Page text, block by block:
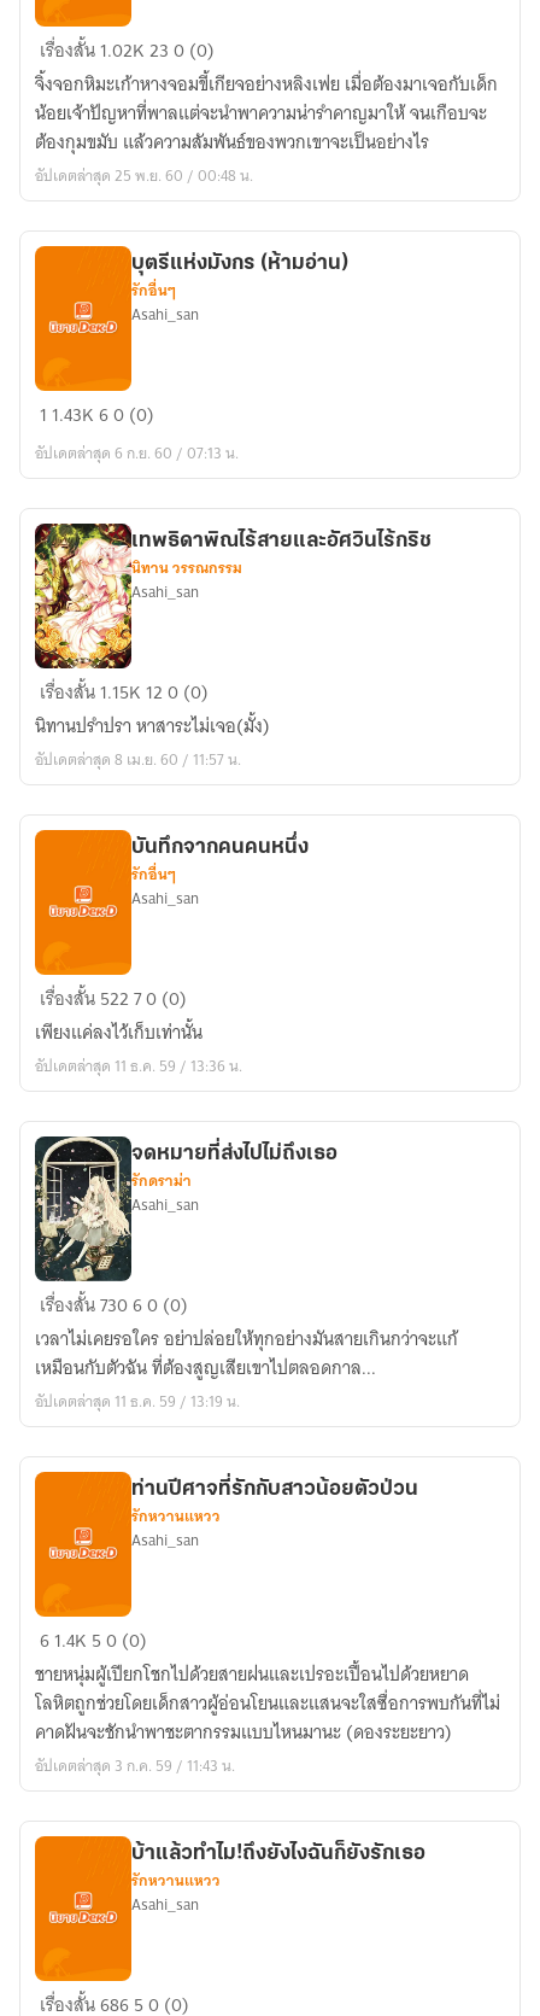
เรื่อง
บ้าๆ
ของ
จิ้งจอก
สาว
กับ
ชาย
เรื่องสั้น1.02K230 (0)
จิ้งจอกหิมะเก้าหางจอมขี้เกียจอย่างหลิงเฟย เมื่อต้องมาเจอกับเด็ก
น้อยเจ้าปัญหาที่พาลแต่จะนำพาความน่ารำคาญมาให้ จนเกือบจะ
ต้องกุมขมับ แล้วความสัมพันธ์ของพวกเขาจะเป็นอย่างไร
อัปเดตล่าสุด 25 พ.ย. 60 / 00:48 น.
บุตรี
มังกร
อ่าน)
บุตรีแห่งมังกร (ห้ามอ่าน)
รักอื่นๆ
Asahi_san
1 1.43K60 (0)
อัปเดตล่าสุด 6 ก.ย. 60 / 07:13 น.
เทพธิดา
พิณ
ไร้
สาย
อัศวิน
เทพธิดาพิณไร้สายและอัศวินไร้กริช
นิทาน วรรณกรรม
Asahi_san
เรื่องสั้น1.15K 120 (0)
นิทานปรำปรา หาสาระไม่เจอ(มั้ง)
อัปเดตล่าสุด 8 เม.ย. 60 / 11:57 น.
บันทึก
จาก
คน
คน
บันทึกจากคนคนหนึ่ง
รักอื่นๆ
Asahi_san
เรื่องสั้น52270 (0)
เพียงแค่ลงไว้เก็บเท่านั้น
อัปเดตล่าสุด 11 ธ.ค. 59 / 13:36 น.
จดหมาย
ส่ง
ไป
ไม่
เธอ
จดหมายที่ส่งไปไม่ถึงเธอ
รักดราม่า
Asahi_san
เรื่องสั้น73060 (0)
เวลาไม่เคยรอใคร อย่าปล่อยให้ทุกอย่างมันสายเกินกว่าจะแก้
เหมือนกับตัวฉัน ที่ต้องสูญเสียเขาไปตลอดกาล...
อัปเดตล่าสุด 11 ธ.ค. 59 / 13:19 น.
ท่าน
ที่รัก
กับ
สาว
น้อย
ป่วน
ท่านปีศาจที่รักกับสาวน้อยตัวป่วน
รักหวานแหวว
Asahi_san
61.4K 50 (0)
ชายหนุ่มผู้เปียกโชกไปด้วยสายฝนและเปรอะเปื้อนไปด้วยหยาด
โลหิตถูกช่วยโดยเด็กสาวผู้อ่อนโยนและแสนจะใสซื่อการพบกันที่ไม่
คาดฝันจะชักนำพาชะตากรรมแบบไหนมานะ (ดองระยะยาว)
อัปเดตล่าสุด 3 ก.ค. 59 / 11:43 น.
บ้า
บ้าแล้วทำไม!ถึงยังไงฉันก็ยังรักเธอ
รักหวานแหวว
Asahi_san
เรื่องสั้น68650 (0)